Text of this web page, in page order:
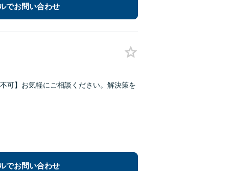
でお問い合わせ
可】お気軽にご相談ください。解決策を
でお問い合わせ